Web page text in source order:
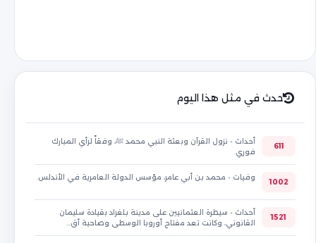
حدث في مثل هذا اليوم
611
أحداث - نزول القرآن وبعثة النبي محمد ﷺ، وفقاً لرأي المبارك
فوري.
1002
وفيات - محمد بن أبي عامر، مؤسس الدولة العامرية في الأندلس.
1521
أحداث - سيطرة العثمانيين على مدينة بلغراد بقيادة سليمان
القانوني، وكانت تعد مفتاح أوروبا الوسطى وصاحبة أق…